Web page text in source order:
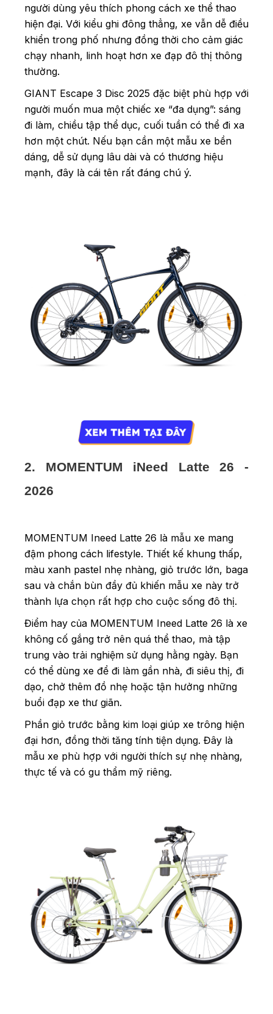
người dùng yêu thích phong cách xe thể thao
hiện đại. Với kiểu ghi đông thẳng, xe vẫn dễ điều
khiển trong phố nhưng đồng thời cho cảm giác
chạy nhanh, linh hoạt hơn xe đạp đô thị thông
thường.
GIANT Escape 3 Disc 2025 đặc biệt phù hợp với
người muốn mua một chiếc xe “đa dụng”: sáng
đi làm, chiều tập thể dục, cuối tuần có thể đi xa
hơn một chút. Nếu bạn cần một mẫu xe bền
dáng, dễ sử dụng lâu dài và có thương hiệu
mạnh, đây là cái tên rất đáng chú ý.
2. MOMENTUM iNeed Latte 26 -
2026
MOMENTUM Ineed Latte 26 là mẫu xe mang
đậm phong cách lifestyle. Thiết kế khung thấp,
màu xanh pastel nhẹ nhàng, giỏ trước lớn, baga
sau và chắn bùn đầy đủ khiến mẫu xe này trở
thành lựa chọn rất hợp cho cuộc sống đô thị.
Điểm hay của MOMENTUM Ineed Latte 26 là xe
không cố gắng trở nên quá thể thao, mà tập
trung vào trải nghiệm sử dụng hằng ngày. Bạn
có thể dùng xe để đi làm gần nhà, đi siêu thị, đi
dạo, chở thêm đồ nhẹ hoặc tận hưởng những
buổi đạp xe thư giãn.
Phần giỏ trước bằng kim loại giúp xe trông hiện
đại hơn, đồng thời tăng tính tiện dụng. Đây là
mẫu xe phù hợp với người thích sự nhẹ nhàng,
thực tế và có gu thẩm mỹ riêng.